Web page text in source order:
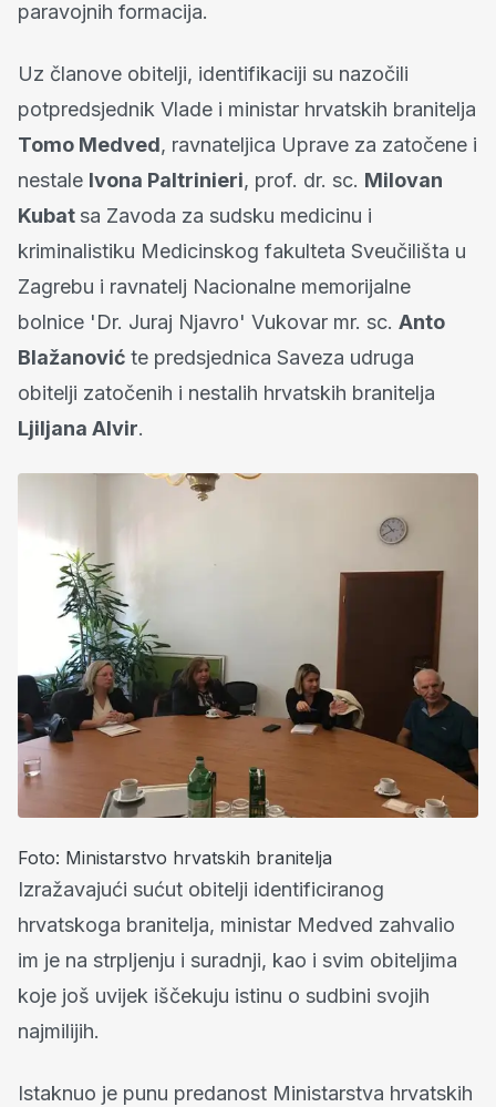
paravojnih formacija.
Uz članove obitelji, identifikaciji su nazočili
potpredsjednik Vlade i ministar hrvatskih branitelja
Tomo Medved, ravnateljica Uprave za zatočene i
nestale Ivona Paltrinieri, prof. dr. sc. Milovan
Kubat sa Zavoda za sudsku medicinu i
kriminalistiku Medicinskog fakulteta Sveučilišta u
Zagrebu i ravnatelj Nacionalne memorijalne
bolnice 'Dr. Juraj Njavro' Vukovar mr. sc. Anto
Blažanović te predsjednica Saveza udruga
obitelji zatočenih i nestalih hrvatskih branitelja
Ljiljana Alvir.
Foto: Ministarstvo hrvatskih branitelja
Izražavajući sućut obitelji identificiranog
hrvatskoga branitelja, ministar Medved zahvalio
im je na strpljenju i suradnji, kao i svim obiteljima
koje još uvijek iščekuju istinu o sudbini svojih
najmilijih.
Istaknuo je punu predanost Ministarstva hrvatskih